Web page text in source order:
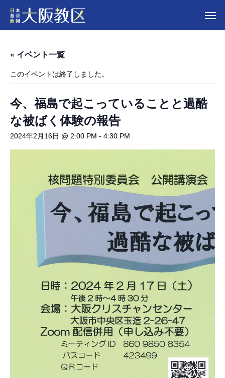
« イベント一覧
このイベントは終了しました。
今、福島で起こっていることと過酷
な被ばく体験の報告
2024年2月16日 @ 2:00 PM - 4:30 PM